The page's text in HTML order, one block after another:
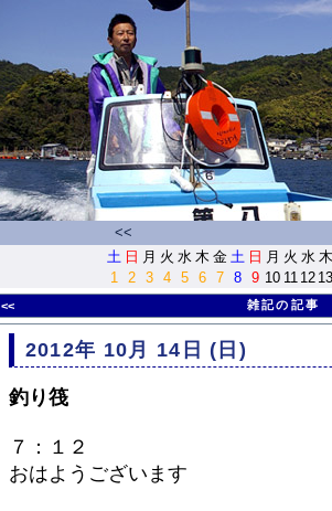
<<
土 日 月 火 水 木 金 土 日 月 火 水 木
1
2 3 4 5 6 7 8 9 10 11 12 13
<< 雑記の記事
2012年 10月 14日 (日)
釣り筏
７：１２
おはようございます